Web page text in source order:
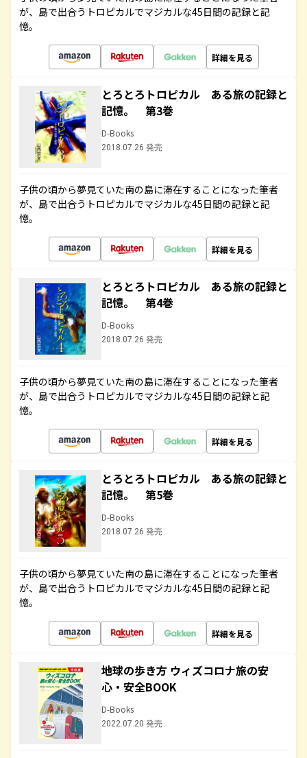
が、島で出合うトロピカルでマジカルな45日間の記録と記
憶。
詳細を見る
とろとろトロピカル ある旅の記録と
記憶。 第3巻
D-Books
2018.07.26 発売
子供の頃から夢見ていた南の島に滞在することになった筆者
が、島で出合うトロピカルでマジカルな45日間の記録と記
憶。
詳細を見る
とろとろトロピカル ある旅の記録と
記憶。 第4巻
D-Books
2018.07.26 発売
子供の頃から夢見ていた南の島に滞在することになった筆者
が、島で出合うトロピカルでマジカルな45日間の記録と記
憶。
詳細を見る
とろとろトロピカル ある旅の記録と
記憶。 第5巻
D-Books
2018.07.26 発売
子供の頃から夢見ていた南の島に滞在することになった筆者
が、島で出合うトロピカルでマジカルな45日間の記録と記
憶。
詳細を見る
地球の歩き方 ウィズコロナ旅の安
心・安全BOOK
D-Books
2022.07.20 発売